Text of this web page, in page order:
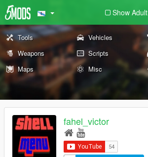
Show Adult
Tools Vehicles
Weapons
Scripts
Maps
Misc
fahel_victor